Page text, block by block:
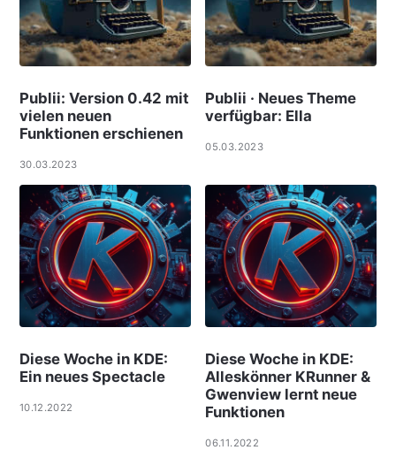
Publii: Version 0.42 mit
vielen neuen
Funktionen erschienen
30.03.2023
Publii · Neues Theme
verfügbar: Ella
05.03.2023
Diese Woche in KDE:
Ein neues Spectacle
10.12.2022
Diese Woche in KDE:
Alleskönner KRunner &
Gwenview lernt neue
Funktionen
06.11.2022